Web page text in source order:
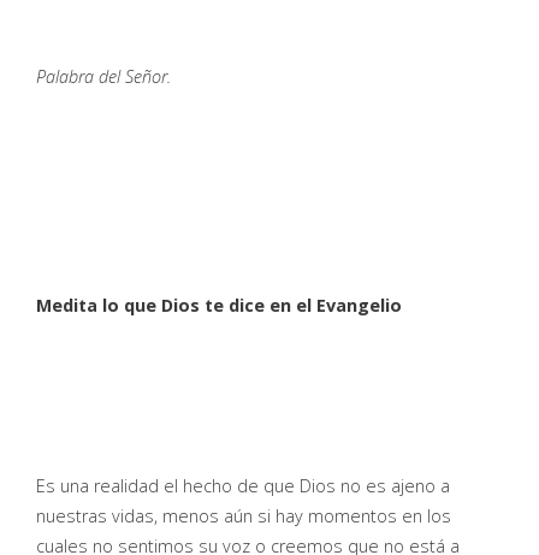
Palabra del Señor.
Medita lo que Dios te dice en el Evangelio
Es una realidad el hecho de que Dios no es ajeno a
nuestras vidas, menos aún si hay momentos en los
cuales no sentimos su voz o creemos que no está a